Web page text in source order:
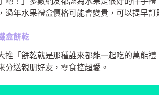
過年水果禮盒價格可能會變貴，可以提早訂
盒餅乾
推「餅乾就是那種誰來都能一起吃的萬能
分送親朋好友，零食控超愛。